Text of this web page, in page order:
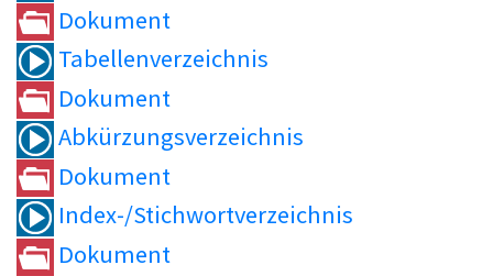
Dokument
Tabellenverzeichnis
Dokument
Abkürzungsverzeichnis
Dokument
Index-/Stichwortverzeichnis
Dokument